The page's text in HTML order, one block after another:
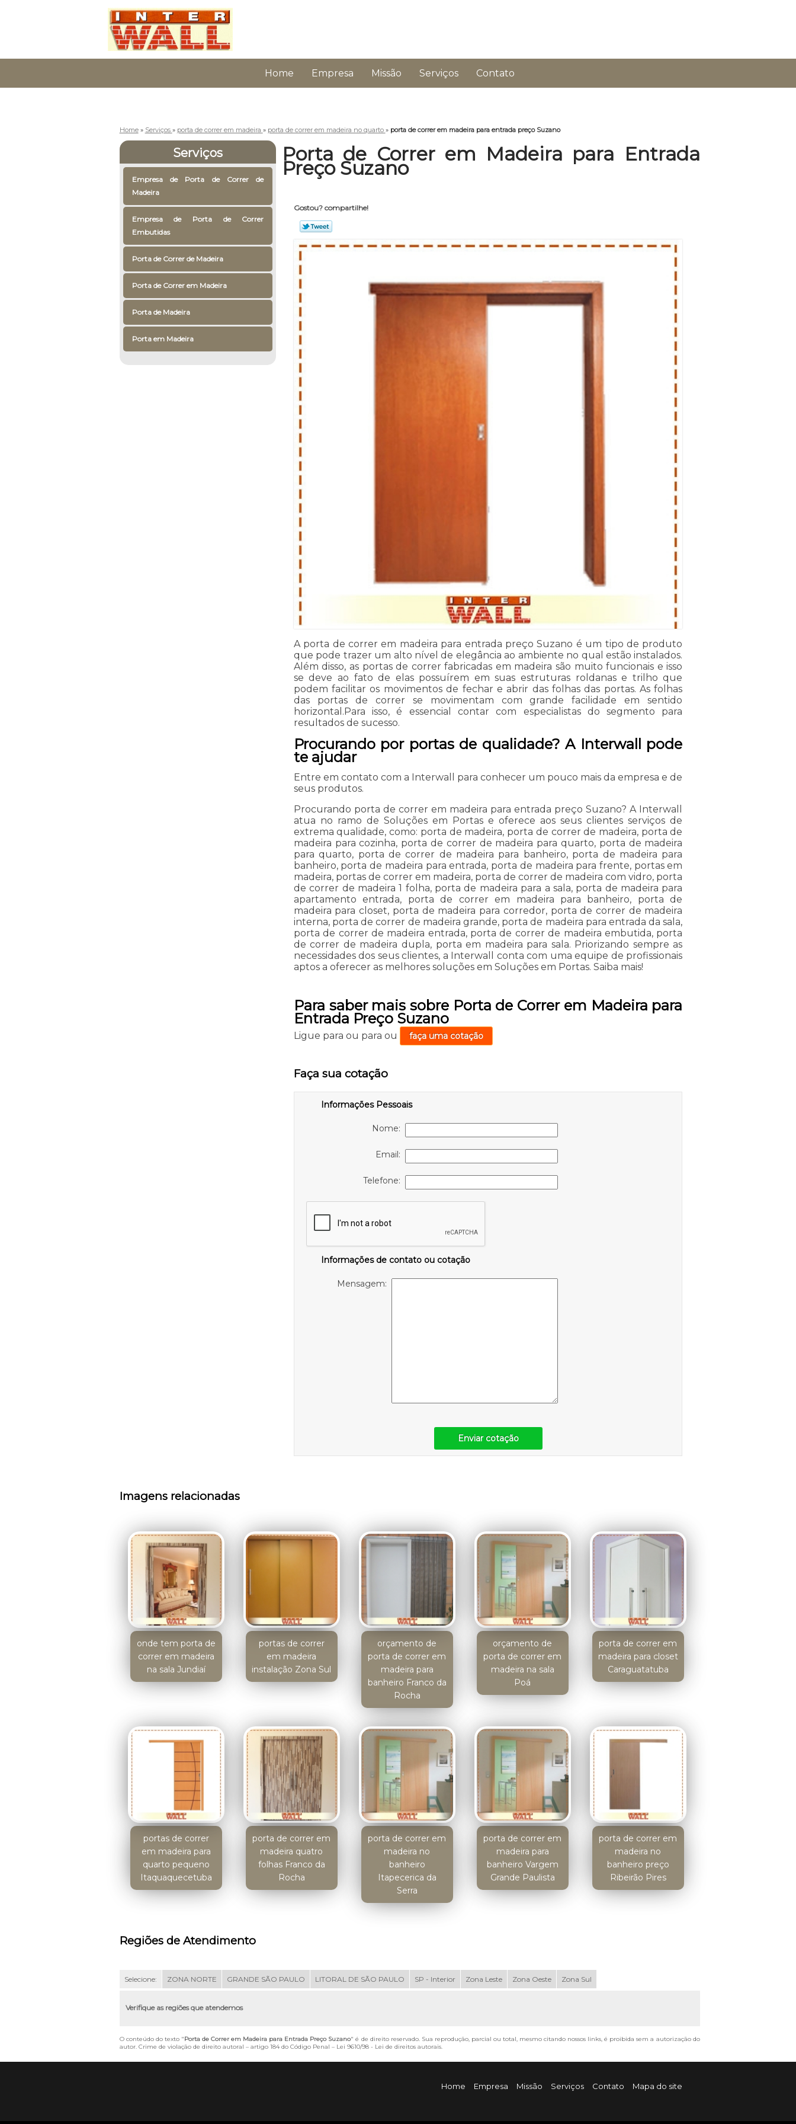
Home Empresa Missão Serviços Contato
Home » Serviços » porta de correr em madeira » porta de correr em madeira no quarto » porta de correr em madeira para entrada preço Suzano
Serviços
Empresa de Porta de Correr de
Madeira
Empresa de Porta de Correr
Embutidas
Porta de Correr de Madeira
Porta de Correr em Madeira
Porta de Madeira
Porta em Madeira
Porta de Correr em Madeira para Entrada
Preço Suzano
Gostou? compartilhe!
A porta de correr em madeira para entrada preço Suzano é um tipo de produto
que pode trazer um alto nível de elegância ao ambiente no qual estão instalados.
Além disso, as portas de correr fabricadas em madeira são muito funcionais e isso
se deve ao fato de elas possuírem em suas estruturas roldanas e trilho que
podem facilitar os movimentos de fechar e abrir das folhas das portas. As folhas
das portas de correr se movimentam com grande facilidade em sentido
horizontal.Para isso, é essencial contar com especialistas do segmento para
resultados de sucesso.
Procurando por portas de qualidade? A Interwall pode
te ajudar
Entre em contato com a Interwall para conhecer um pouco mais da empresa e de
seus produtos.
Procurando porta de correr em madeira para entrada preço Suzano? A Interwall
atua no ramo de Soluções em Portas e oferece aos seus clientes serviços de
extrema qualidade, como: porta de madeira, porta de correr de madeira, porta de
madeira para cozinha, porta de correr de madeira para quarto, porta de madeira
para quarto, porta de correr de madeira para banheiro, porta de madeira para
banheiro, porta de madeira para entrada, porta de madeira para frente, portas em
madeira, portas de correr em madeira, porta de correr de madeira com vidro, porta
de correr de madeira 1 folha, porta de madeira para a sala, porta de madeira para
apartamento entrada, porta de correr em madeira para banheiro, porta de
madeira para closet, porta de madeira para corredor, porta de correr de madeira
interna, porta de correr de madeira grande, porta de madeira para entrada da sala,
porta de correr de madeira entrada, porta de correr de madeira embutida, porta
de correr de madeira dupla, porta em madeira para sala. Priorizando sempre as
necessidades dos seus clientes, a Interwall conta com uma equipe de profissionais
aptos a oferecer as melhores soluções em Soluções em Portas. Saiba mais!
Para saber mais sobre Porta de Correr em Madeira para
Entrada Preço Suzano
Ligue para ou para ou faça uma cotação
Faça sua cotação
Informações Pessoais
Nome:
Email:
Telefone:
Informações de contato ou cotação
Mensagem:
Enviar cotação
Imagens relacionadas
onde tem porta de
correr em madeira
na sala Jundiaí
portas de correr
em madeira
instalação Zona Sul
orçamento de
porta de correr em
madeira para
banheiro Franco da
Rocha
orçamento de
porta de correr em
madeira na sala
Poá
porta de correr em
madeira para closet
Caraguatatuba
portas de correr
em madeira para
quarto pequeno
Itaquaquecetuba
porta de correr em
madeira quatro
folhas Franco da
Rocha
porta de correr em
madeira no
banheiro
Itapecerica da
Serra
porta de correr em
madeira para
banheiro Vargem
Grande Paulista
porta de correr em
madeira no
banheiro preço
Ribeirão Pires
Regiões de Atendimento
Selecione: ZONA NORTE GRANDE SÃO PAULO LITORAL DE SÃO PAULO SP - Interior Zona Leste Zona Oeste Zona Sul
Verifique as regiões que atendemos
O conteúdo do texto "Porta de Correr em Madeira para Entrada Preço Suzano" é de direito reservado. Sua reprodução, parcial ou total, mesmo citando nossos links, é proibida sem a autorização do
autor. Crime de violação de direito autoral – artigo 184 do Código Penal – Lei 9610/98 - Lei de direitos autorais.
Home Empresa Missão Serviços Contato Mapa do site